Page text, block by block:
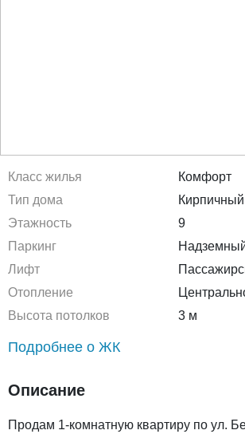
Класс жилья
Комфорт
Тип дома
Кирпичный
Этажность
9
Паркинг
Лифт
Отопление
Высота потолков
3 м
Подробнее о ЖК
Описание
Продам 1-комнатную квартиру по ул.